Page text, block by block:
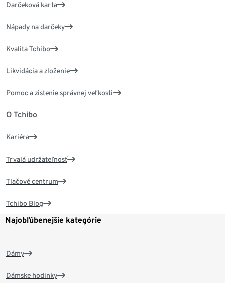
Darčeková karta
Nápady na darčeky
Kvalita Tchibo
Likvidácia a zloženie
Pomoc a zistenie správnej veľkosti
O Tchibo
Kariéra
Trvalá udržateľnosť
Tlačové centrum
Tchibo Blog
Najobľúbenejšie kategórie
Dámy
Dámske hodinky